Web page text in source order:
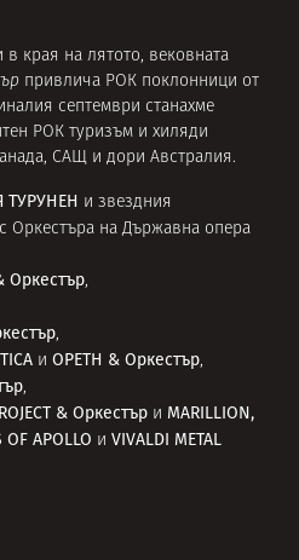
края на лятото, вековната
привлича РОК поклонници от
септември станахме
РОК туризъм и хиляди
САЩ и дори Австралия.
ТУРУНЕН и звездния
с Оркестъра на Държавна опера
Оркестър,
,
и OPETH & Оркестър,
,
& Оркестър и MARILLION,
OF APOLLO и VIVALDI METAL